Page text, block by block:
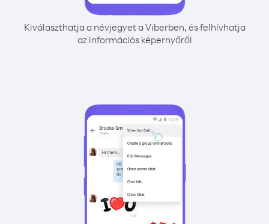
Kiválaszthatja a névjegyet a Viberben, és felhívhatja
az információs képernyőről